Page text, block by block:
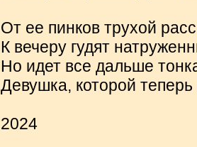
От ее пинков трухой
К вечеру гудят
Но идет все дальше
Девушка, которой теперь
2024